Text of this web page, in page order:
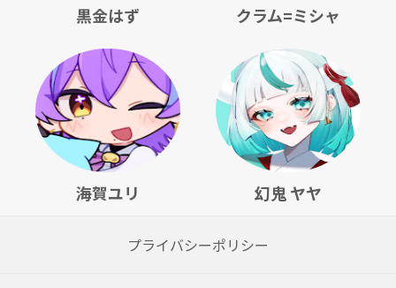
黒金はず クラム=ミシャ
海賀ユリ 幻鬼 ヤヤ
プライバシーポリシー